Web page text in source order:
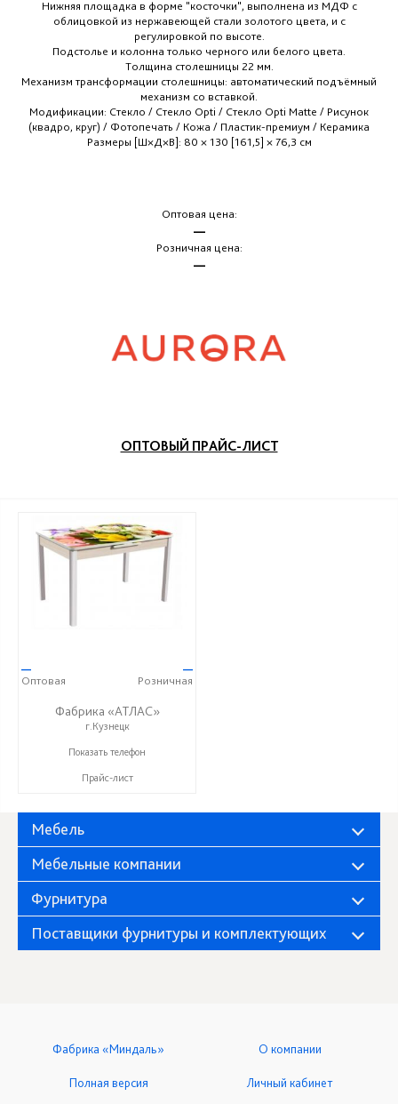
Нижняя площадка в форме "косточки", выполнена из МДФ с
облицовкой из нержавеющей стали золотого цвета, и с
регулировкой по высоте.
Подстолье и колонна только черного или белого цвета.
Толщина столешницы 22 мм.
Механизм трансформации столешницы: автоматический подъёмный
механизм со вставкой.
Модификации: Стекло / Стекло Opti / Стекло Opti Matte / Рисунок
(квадро, круг) / Фотопечать / Кожа / Пластик-премиум / Керамика
Размеры [Ш×Д×В]: 80 × 130 [161,5] × 76,3 см
Оптовая цена:
—
Розничная цена:
—
ОПТОВЫЙ ПРАЙС-ЛИСТ
—
Оптовая
—
Розничная
Фабрика «АТЛАС»
г.Кузнецк
+7 (937) 917-00-01
Показать телефон
Прайс-лист
Мебель
Мебельные компании
Фурнитура
Поставщики фурнитуры и комплектующих
Фабрика «Миндаль» О компании
Полная версия Личный кабинет